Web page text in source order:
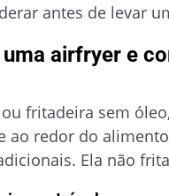
antes de levar
uma airfryer e
fritadeira sem
ao redor do
Ela não